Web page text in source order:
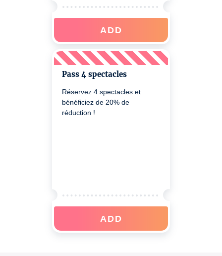
ADD
Pass 4 spectacles
Réservez 4 spectacles et
bénéficiez de 20% de
réduction !
ADD